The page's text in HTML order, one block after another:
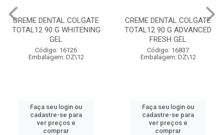
CREME DENTAL COLGATE
TOTAL12 90 G WHITENING
GEL
Código: 16126
Embalagem: DZ\12
Faça seu login ou
cadastre-se para
ver preços e
comprar
CREME DENTAL COLGATE
TOTAL12 90 G ADVANCED
FRESH GEL
Código: 16837
Embalagem: DZ\12
Faça seu login ou
cadastre-se para
ver preços e
comprar